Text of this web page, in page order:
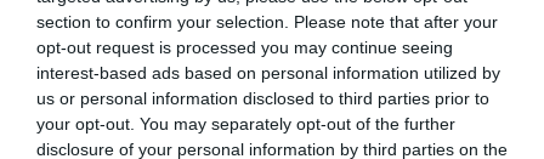
section to confirm your selection. Please note that after your
opt-out request is processed you may continue seeing
interest-based ads based on personal information utilized by
us or personal information disclosed to third parties prior to
your opt-out. You may separately opt-out of the further
disclosure of your personal information by third parties on the
Carte & plan des lignes des traghetti
Les traghetti traversent le Grand Canal d’une rive à
l’autre en huit points de la ville.
Pour faciliter votre organisation avec les transports de